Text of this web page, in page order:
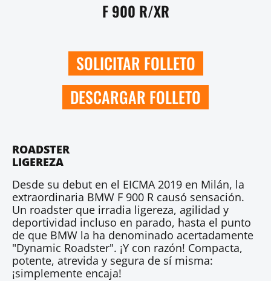
F 900 R/XR
SOLICITAR FOLLETO
DESCARGAR FOLLETO
ROADSTER
LIGEREZA
Desde su debut en el EICMA 2019 en Milán, la
extraordinaria BMW F 900 R causó sensación.
Un roadster que irradia ligereza, agilidad y
deportividad incluso en parado, hasta el punto
de que BMW la ha denominado acertadamente
"Dynamic Roadster". ¡Y con razón! Compacta,
potente, atrevida y segura de sí misma:
¡simplemente encaja!